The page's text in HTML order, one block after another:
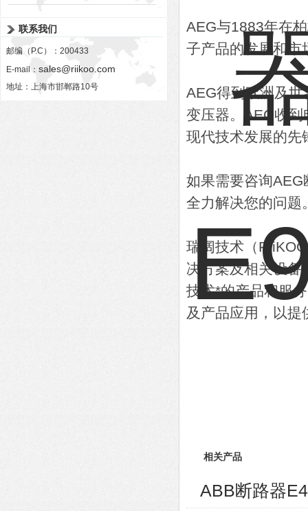
联系我们
邮编（P.C）：200433
E-mail： sales@riikoo.com
地址：上海市邯郸路10号
AEG与1883年在
子产品的发展和市
AEG得到欧洲及
变压器。AEG收
现代技术发展的先
如果需要咨询
全力解决您的问题
瑞阔技术（
决方案及相关设备
技术*的产品和服
及产品应用，以提
相关产品
ABB断路器